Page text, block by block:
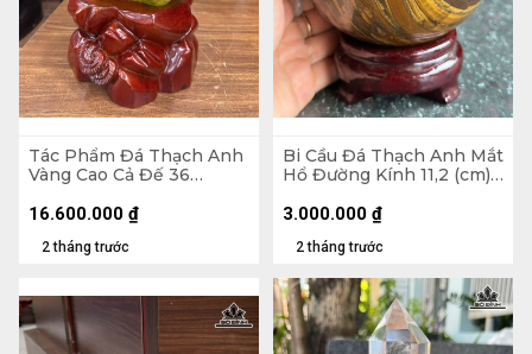
Tác Phẩm Đá Thạch Anh
Vàng Cao Cả Đế 36
Cao Riêng Đá 25 (cm) -
2 tháng trước
16.600.000 ₫
Bi Cầu Đá Thạch Anh Mắt
Hổ Đường Kính 11,2 (cm) -
2 tháng trước
3.000.000 ₫